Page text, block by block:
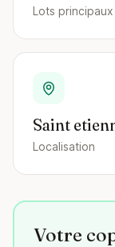
Lots principaux
Saint
Localisation
Votre